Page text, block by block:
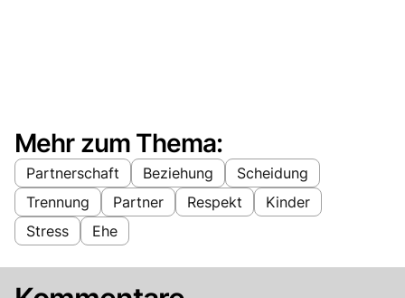
Mehr zum Thema:
Partnerschaft Beziehung
Scheidung
Trennung
Partner Respekt
Kinder
Stress
Ehe